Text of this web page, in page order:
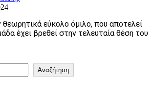
θεωρητικά εύκολο όμιλο, που αποτελεί
έχει βρεθεί στην τελευταία θέση του
Αναζήτηση